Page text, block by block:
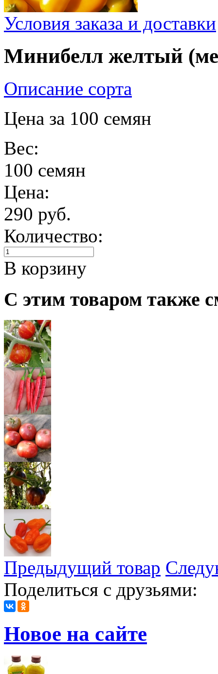
Условия заказа и доставки
Минибелл желтый
Описание сорта
Цена за 100 семян
Вес:
100 семян
Цена:
290 руб.
Количество:
В корзину
С этим товаром также
Предыдущий товар
Поделиться с друзьями:
Новое на сайте